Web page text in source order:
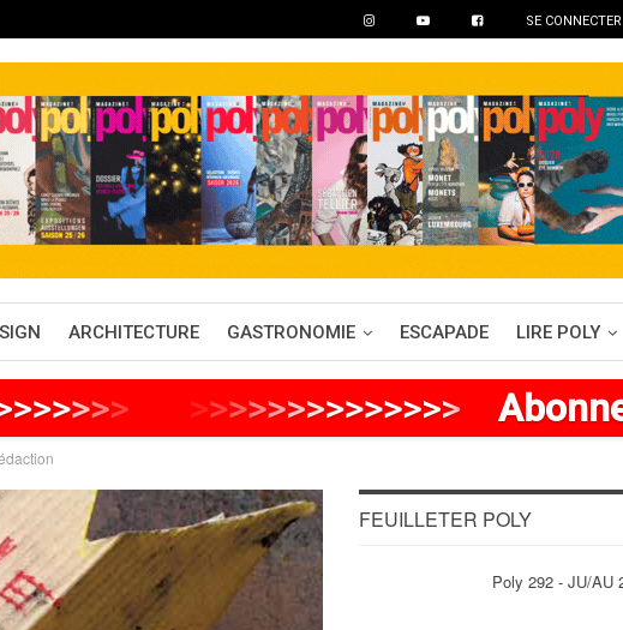
SE CONNECTER
ARCHITECTURE GASTRONOMIE ESCAPADE LIRE POLY
>>>>>>> >>>>>> >>>>>>>
FEUILLETER POLY
Poly 292 - JU/AU